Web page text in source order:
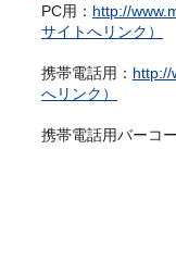
PC用： http://
サイトへリンク）
携帯電話用： http://
へリンク）
携帯電話用バーコ